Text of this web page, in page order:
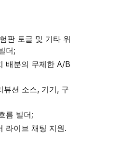
판 토글 및 기타 위
더;
배분의 무제한 A/B
뷰션 소스, 기기, 구
름 빌더;
라이브 채팅 지원.